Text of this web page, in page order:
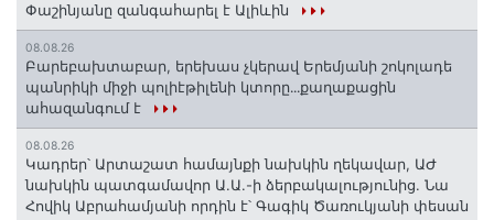
Փաշինյանը զանգահարել է Ալիևին
08.08.26
Բարեբախտաբար, երեխաս չկերավ Երեմյանի շոկոլադե
պանրիկի միջի պոլիէթիլենի կտորը․․․քաղաքացին
ահազանգում է
08.08.26
Կադրեր՝ Արտաշատ համայնքի նախկին ղեկավար, ԱԺ
նախկին պատգամավոր Ա.Ա.-ի ձերբակալությունից. Նա
Հովիկ Աբրահամյանի որդին է՝ Գագիկ Ծառուկյանի փեսան